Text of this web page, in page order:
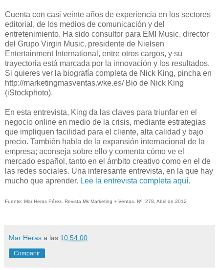
Cuenta con casi veinte años de experiencia en los sectores
editorial, de los medios de comunicación y del
entretenimiento. Ha sido consultor para EMI Music, director
del Grupo Virgin Music, presidente de Nielsen
Entertainment International, entre otros cargos, y su
trayectoria está marcada por la innovación y los resultados.
Si quieres ver la biografía completa de Nick King, pincha en
http://marketingmasventas.wke.es/ Bio de Nick King
(iStockphoto).
En esta entrevista, King da las claves para triunfar en el
negocio online en medio de la crisis, mediante estrategias
que impliquen facilidad para el cliente, alta calidad y bajo
precio. También habla de la expansión internacional de la
empresa; aconseja sobre ello y comenta cómo ve el
mercado español, tanto en el ámbito creativo como en el de
las redes sociales. Una interesante entrevista, en la que hay
mucho que aprender. Lee la entrevista completa aquí.
Fuente: Mar Heras Pérez. Revista Mk Marketing + Ventas. Nº 278, Abril de 2012
Mar Heras a las 10:54:00
Compartir